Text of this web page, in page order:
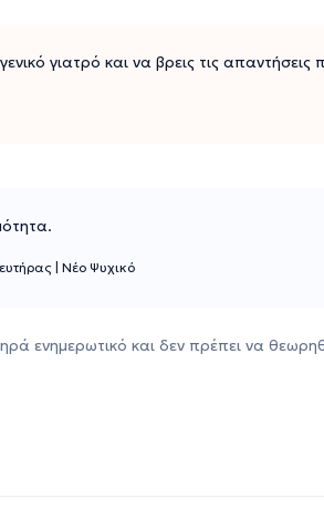
γιατρό και να βρεις τις απαντήσεις
Νέο Ψυχικό
ενημερωτικό και δεν πρέπει να